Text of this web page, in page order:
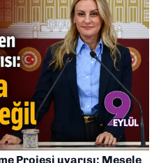
Projesi uyarısı: Mesele